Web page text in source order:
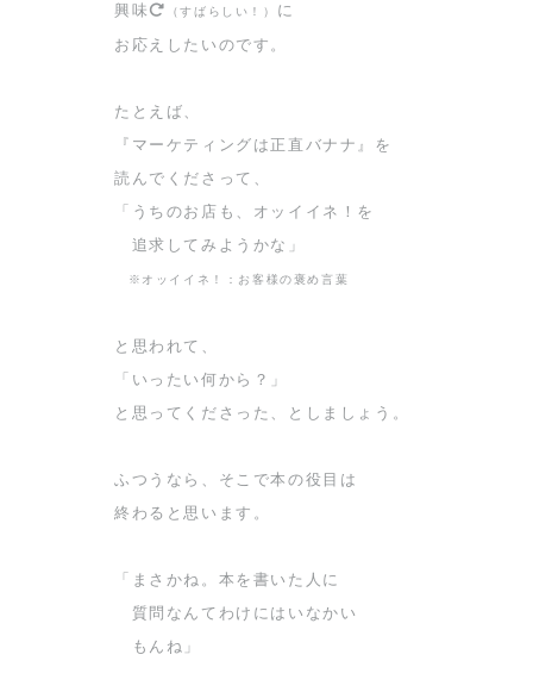
興味
（すばらしい！）
に
お応えしたいのです。
たとえば、
『マーケティングは正直バナナ』 を
読んでくださって、
「うちのお店も、オッイイネ！を
追求してみようかな」
※オッイイネ！：お客様の褒め言葉
と思われて、
「いったい何から？」
と思ってくださった、としましょう。
ふつうなら、そこで本の役目は
終わると思います。
「まさかね。本を書いた人に
質問なんてわけにはいなかい
もんね」